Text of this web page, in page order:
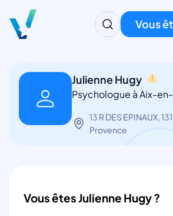
Vous
Julienne Hugy
Psychologue à Aix-
13 R DES EPINAUX,
Provence
Vous êtes Julienne Hugy ?